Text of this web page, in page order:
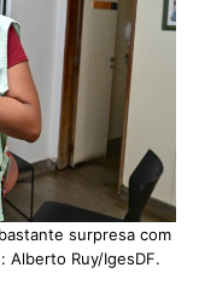
surpresa com
Alberto Ruy/IgesDF.